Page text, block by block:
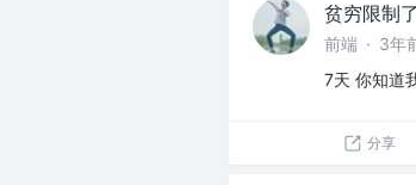
贫穷限制
前端 · 3年
7天 你知道
分享